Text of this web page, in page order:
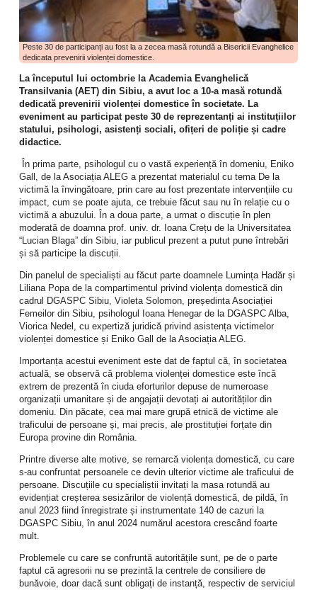
Langfristige Beziehungen, die auch glücklich sind, leben von vielen
Dingen: Vertrauen, Geduld, Humor – und manchmal auch von der
Fähigkeit, sich immer wieder neu zu orientieren. Paare, die viele Jahre
miteinander unterwegs sind, wissen: Liebe ist nicht nur Gefühl. Sie ist
auch Entscheidung, Übung und manchmal sogar Arbeit.
Paare, die ihren Glauben gemeinsam leben und in ihren Alltag integrieren,
berichten häufig von einer besonderen Stabilität und Tiefe in ihrer Beziehung.
Das bedeutet nicht, dass gläubige Paare automatisch konfliktfrei leben oder
dass Glaube ein Garant für eine perfekte Ehe wäre. Aber er kann eine
Ressource sein – eine Kraftquelle, die Beziehungen trägt, gerade wenn das
Leben kompliziert wird.
Mehr als nur Spiritualität: Glaube im gelebten Alltag
Wenn wir von Glauben sprechen, ist mehr als eine private spirituelle
Erfahrung gemeint. Christlicher Glaube hat immer auch mit gelebtem Leben
zu tun – mit Entscheidungen, mit Verantwortung und mit der Art, wie wir
einander begegnen.
Martin Luther hat diesen Zusammenhang einmal zugespitzt formuliert: „Bete,
nütze.“ Diese Haltung schützt vor zwei Extremen. Sie bewahrt davor,
Probleme einfach wegzuspiritualisieren – und sie verhindert gleichzeitig, dass
wir glauben, alles allein tragen zu müssen.
Gerade in Beziehungen kann diese Haltung heilsam sein. Sie verbindet
Vertrauen mit Verantwortung. Paare dürfen ihre Beziehung Gott anvertrauen –
Was Studien über Glauben und Partnerschaft zeigen
Tatsächlich gibt es inzwischen auch wissenschaftliche Hinweise darauf, dass
gemeinsame Religiosität eine positive Rolle für Beziehungen spielen kann.
Langzeitstudien aus der Paarforschung zeigen unter anderem:
• Paare mit gemeinsamer religiöser Praxis berichten häufiger von höherer
Beziehungszufriedenheit.
• Gemeinsame religiöse Werte können Konflikte moderieren, weil sie eine
gemeinsame Orientierung bieten.
• Religiöse Gemeinschaften bieten soziale Netzwerke, die Beziehungen
stabilisieren.
Verbundenheit und
Kommunikation.
Peste 30 de participanți au fost la a zecea masă rotundă a Bisericii Evanghelice
dedicata prevenirii violenței domestice.
La începutul lui octombrie la Academia Evanghelică
Transilvania (AET) din Sibiu, a avut loc a 10-a masă rotundă
dedicată prevenirii violenței domestice în societate. La
eveniment au participat peste 30 de reprezentanți ai instituțiilor
statului, psihologi, asistenți sociali, ofițeri de poliție și cadre
didactice.
În prima parte, psihologul cu o vastă experiență în domeniu, Eniko
Gall, de la Asociația ALEG a prezentat materialul cu tema De la
victimă la învingătoare, prin care au fost prezentate intervențiile cu
impact, cum se poate ajuta, ce trebuie făcut sau nu în relație cu o
victimă a abuzului. În a doua parte, a urmat o discuție în plen
moderată de doamna prof. univ. dr. Ioana Crețu de la Universitatea
“Lucian Blaga” din Sibiu, iar publicul prezent a putut pune întrebări
și să participe la discuții.
Din panelul de specialiști au făcut parte doamnele Lumința Hadăr și
Liliana Popa de la compartimentul privind violența domestică din
cadrul DGASPC Sibiu, Violeta Solomon, președinta Asociației
Femeilor din Sibiu, psihologul Ioana Henegar de la DGASPC Alba,
Viorica Nedel, cu expertiză juridică privind asistența victimelor
violenței domestice și Eniko Gall de la Asociația ALEG.
Importanța acestui eveniment este dat de faptul că, în societatea
actuală, se observă că problema violenței domestice este încă
extrem de prezentă în ciuda eforturilor depuse de numeroase
organizații umanitare și de angajații devotați ai autorităților din
domeniu. Din păcate, cea mai mare grupă etnică de victime ale
traficului de persoane și, mai precis, ale prostituției forțate din
Europa provine din România.
Printre diverse alte motive, se remarcă violența domestică, cu care
s-au confruntat persoanele ce devin ulterior victime ale traficului de
persoane. Discuțiile cu specialiștii invitați la masa rotundă au
evidențiat creșterea sesizărilor de violență domestică, de pildă, în
anul 2023 fiind înregistrate și instrumentate 140 de cazuri la
DGASPC Sibiu, în anul 2024 numărul acestora crescând foarte
mult.
Problemele cu care se confruntă autoritățile sunt, pe de o parte
faptul că agresorii nu se prezintă la centrele de consiliere de
bunăvoie, doar dacă sunt obligați de instanță, respectiv de serviciul